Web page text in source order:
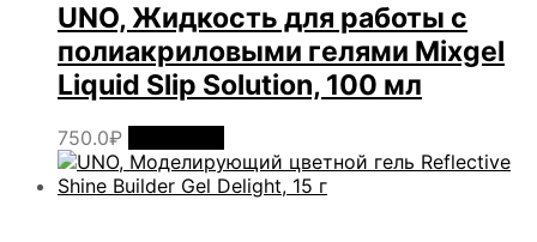
UNO, Жидкость для работы с
полиакриловыми гелями Mixgel
Liquid Slip Solution, 100 мл
750.0₽